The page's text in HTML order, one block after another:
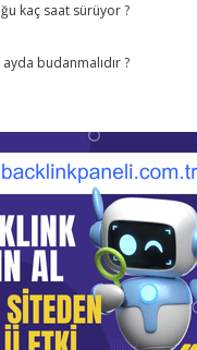
kaç saat sürüyor ?
budanmalıdır ?